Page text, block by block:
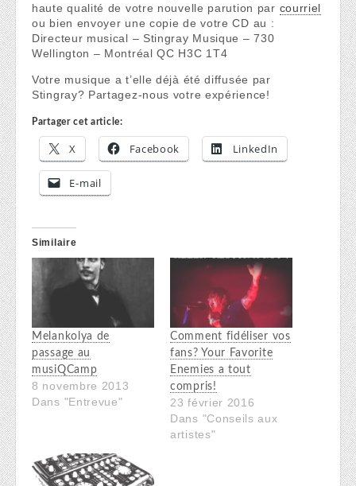
haute qualité de votre nouvelle parution par courriel
ou bien envoyer une copie de votre CD au :
Directeur musical – Stingray Musique – 730
Wellington – Montréal QC H3C 1T4
Votre musique a t’elle déjà été diffusée par
Stingray? Partagez-nous votre expérience!
Partager cet article:
X Facebook LinkedIn
E-mail
Similaire
Melankolya de
passage au
musiQCamp
8 novembre 2013
Dans "Entrevue"
Comment fidéliser vos
fans? Your Favorite
Enemies a tout
compris!
23 février 2016
Dans "Conseils aux
artistes"